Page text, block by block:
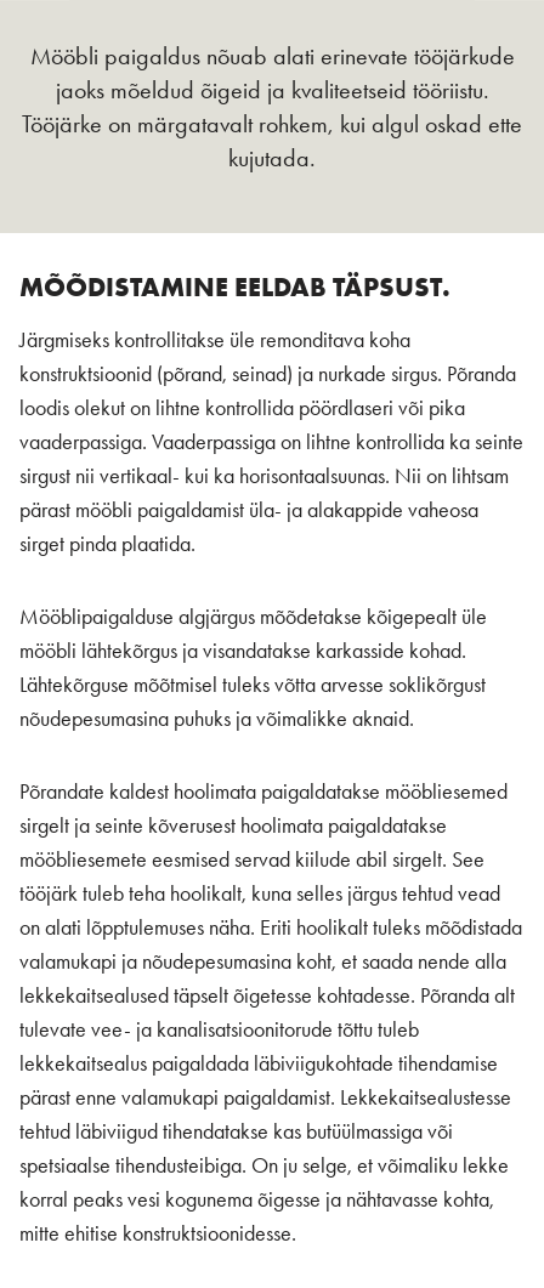
Mööbli paigaldus nõuab alati erinevate tööjärkude
jaoks mõeldud õigeid ja kvaliteetseid tööriistu.
Tööjärke on märgatavalt rohkem, kui algul oskad ette
kujutada.
MÕÕDISTAMINE EELDAB TÄPSUST.
Järgmiseks kontrollitakse üle remonditava koha
konstruktsioonid (põrand, seinad) ja nurkade sirgus. Põranda
loodis olekut on lihtne kontrollida pöördlaseri või pika
vaaderpassiga. Vaaderpassiga on lihtne kontrollida ka seinte
sirgust nii vertikaal- kui ka horisontaalsuunas. Nii on lihtsam
pärast mööbli paigaldamist üla- ja alakappide vaheosa
sirget pinda plaatida.
Mööblipaigalduse algjärgus mõõdetakse kõigepealt üle
mööbli lähtekõrgus ja visandatakse karkasside kohad.
Lähtekõrguse mõõtmisel tuleks võtta arvesse soklikõrgust
nõudepesumasina puhuks ja võimalikke aknaid.
Põrandate kaldest hoolimata paigaldatakse mööbliesemed
sirgelt ja seinte kõverusest hoolimata paigaldatakse
mööbliesemete eesmised servad kiilude abil sirgelt. See
tööjärk tuleb teha hoolikalt, kuna selles järgus tehtud vead
on alati lõpptulemuses näha. Eriti hoolikalt tuleks mõõdistada
valamukapi ja nõudepesumasina koht, et saada nende alla
lekkekaitsealused täpselt õigetesse kohtadesse. Põranda alt
tulevate vee- ja kanalisatsioonitorude tõttu tuleb
lekkekaitsealus paigaldada läbiviigukohtade tihendamise
pärast enne valamukapi paigaldamist. Lekkekaitsealustesse
tehtud läbiviigud tihendatakse kas butüülmassiga või
spetsiaalse tihendusteibiga. On ju selge, et võimaliku lekke
korral peaks vesi kogunema õigesse ja nähtavasse kohta,
mitte ehitise konstruktsioonidesse.